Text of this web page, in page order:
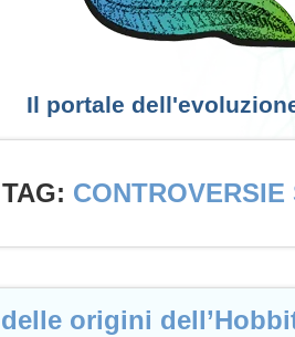
Il portale
origini